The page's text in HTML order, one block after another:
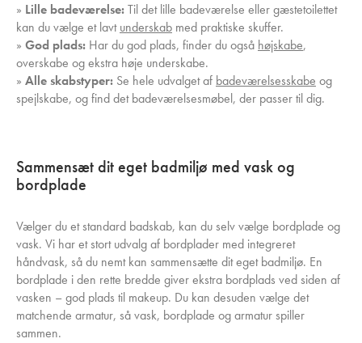
» Lille badeværelse:Til det lille badeværelse eller gæstetoilettet
kan du vælge et lavtunderskab med praktiske skuffer.
» God plads: Har du god plads, finder du også højskabe,
overskabe og ekstra høje underskabe.
» Alle skabstyper: Se hele udvalget af badeværelsesskabe og
spejlskabe, og find det badeværelsesmøbel, der passer til dig.
Sammensæt dit eget badmiljø med vask og
bordplade
Vælger du et standard badskab, kan du selv vælge bordplade og
vask. Vi har et stort udvalg af bordplader med integreret
håndvask, så du nemt kan sammensætte dit eget badmiljø. En
bordplade i den rette bredde giver ekstra bordplads ved siden af
vasken – god plads til makeup. Du kan desuden vælge det
matchende armatur, så vask, bordplade og armatur spiller
sammen.